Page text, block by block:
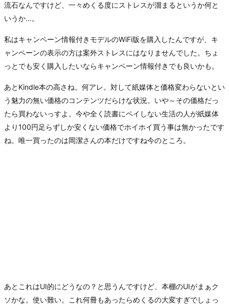
流石なんですけど、一々めくる度にストレスが溜まるというか何と
いうか…。
私はキャンペーン情報付きモデルのWiFi版を購入したんですが、キ
ャンペーンの表示の方は案外ストレスにはなりませんでした。ちょ
っとでも安く購入したいならキャンペーン情報付きでも良いかも。
あとKindle本の高さね。何アレ。対して紙媒体と価格変わらないとい
う魅力の無い価格のコンテンツだらけな状況。いや～その価格だっ
たら買わないっすよ。今や全く読書にペイしない生活の人が紙媒体
より100円足らずしか安くない価格でホイホイ買う事は無かったです
ね。唯一買ったのは岡潔さんの本だけですね今のところ。
あとこれはUI的にどうなの？と思うんですけど、本棚のUIがまぁク
ソかな。使い難い。これ何冊もあったらめくるの大変すぎでしょっ